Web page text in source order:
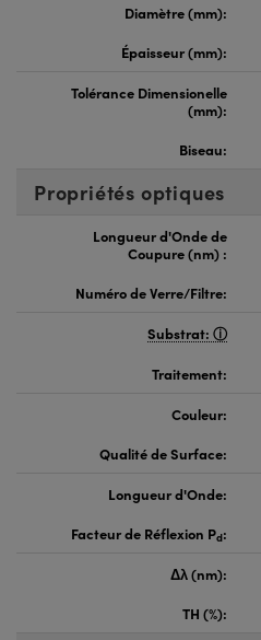
Diamètre (mm):
Épaisseur (mm):
Tolérance Dimensionelle
(mm):
Biseau:
Propriétés optiques
Longueur d'Onde de
Coupure (nm) :
Numéro de Verre/Filtre:
Substrat:
Traitement:
Couleur:
Qualité de Surface:
Longueur d'Onde:
Facteur de Réflexion Pd:
Δλ (nm):
TH (%):